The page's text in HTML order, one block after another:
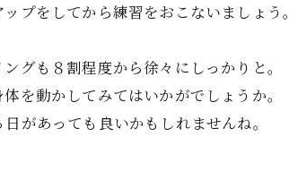
プをしてから練習をおこないましょう。
グも８割程度から徐々にしっかりと。
を動かしてみてはいかがでしょうか。
があっても良いかもしれませんね。